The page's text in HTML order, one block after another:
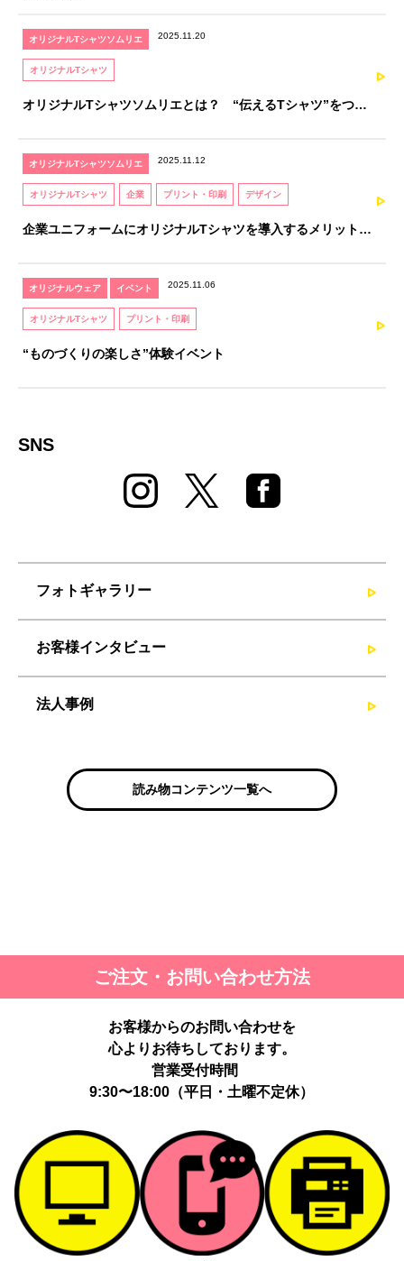
オリジナルTシャツソムリエ 2025.11.20
オリジナルTシャツ
オリジナルTシャツソムリエとは？ “伝えるTシャツ”をつく
オリジナルTシャツソムリエ 2025.11.12
オリジナルTシャツ 企業 プリント・印刷 デザイン
企業ユニフォームにオリジナルTシャツを導入するメリットと
オリジナルウェア イベント 2025.11.06
オリジナルTシャツ プリント・印刷
“ものづくりの楽しさ”体験イベント
SNS
フォトギャラリー
お客様インタビュー
法人事例
読み物コンテンツ一覧へ
ご注文・お問い合わせ方法
お客様からのお問い合わせを
心よりお待ちしております。
営業受付時間
9:30〜18:00（平日・土曜不定休）